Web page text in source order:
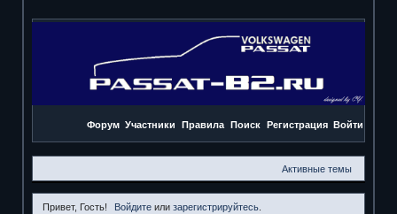
Форум Участники Правила Поиск Регистрация Войти
Активные темы
Привет, Гость! Войдите илизарегистрируйтесь